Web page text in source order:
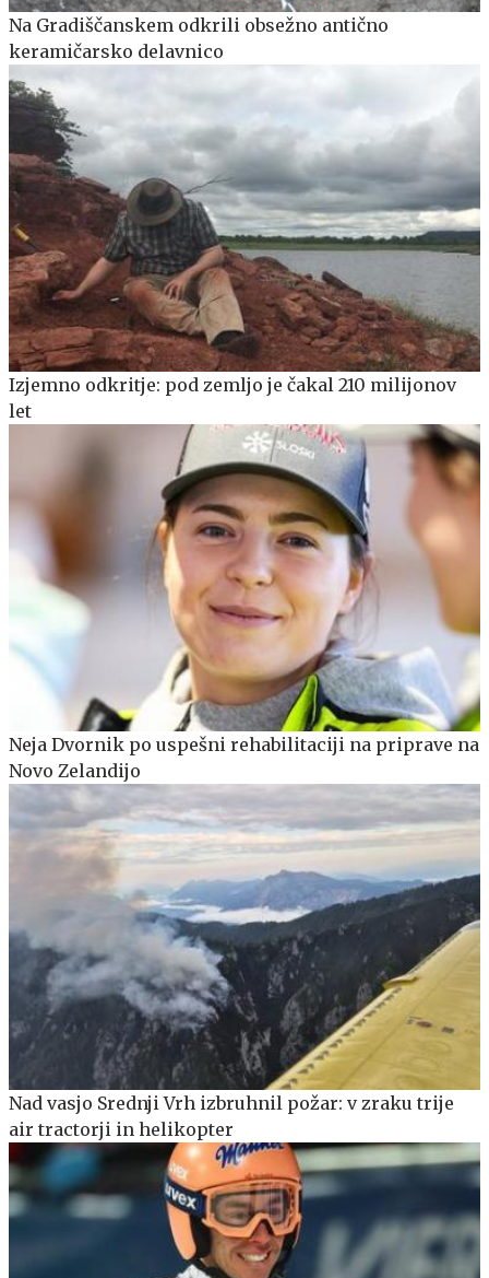
Na Gradiščanskem odkrili obsežno antično
keramičarsko delavnico
Izjemno odkritje: pod zemljo je čakal 210 milijonov
let
Neja Dvornik po uspešni rehabilitaciji na priprave na
Novo Zelandijo
Nad vasjo Srednji Vrh izbruhnil požar: v zraku trije
air tractorji in helikopter